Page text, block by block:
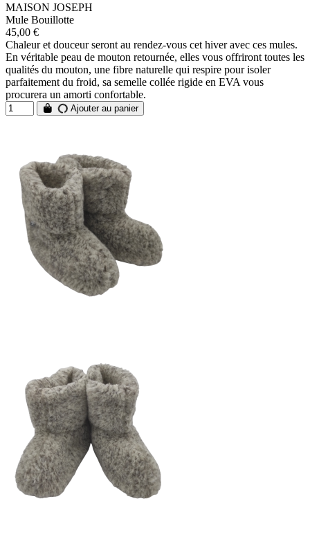
MAISON JOSEPH
Mule Bouillotte
45,00 €
Chaleur et douceur seront au rendez-vous cet hiver avec ces mules.
En véritable peau de mouton retournée, elles vous offriront toutes les
qualités du mouton, une fibre naturelle qui respire pour isoler
parfaitement du froid, sa semelle collée rigide en EVA vous
procurera un amorti confortable.
Ajouter au panier